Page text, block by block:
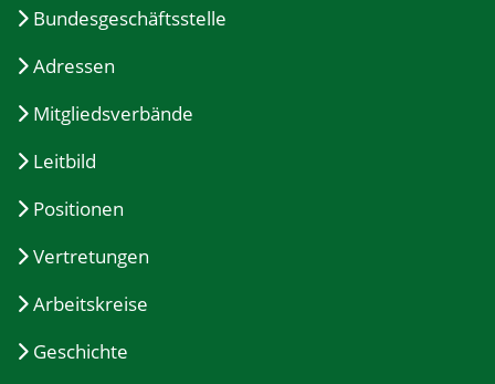
Bundesgeschäftsstelle
Adressen
Mitgliedsverbände
Leitbild
Positionen
Vertretungen
Arbeitskreise
Geschichte